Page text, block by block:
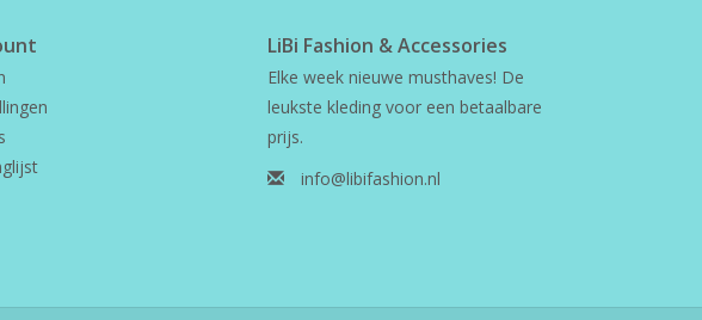
LiBi Fashion & Accessories
Elke week nieuwe musthaves! De
leukste kleding voor een betaalbare
prijs.
info@libifashion.nl